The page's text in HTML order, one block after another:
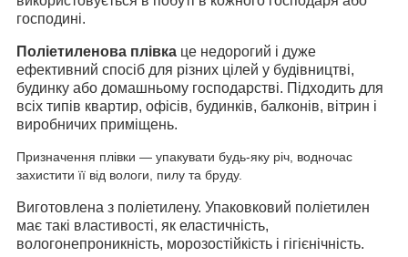
господині.
Поліетиленова плівка це недорогий і дуже
ефективний спосіб для різних цілей у будівництві,
будинку або домашньому господарстві. Підходить для
всіх типів квартир, офісів, будинків, балконів, вітрин і
виробничих приміщень.
Призначення плівки — упакувати будь-яку річ, водночас
захистити її від вологи, пилу та бруду.
Виготовлена з поліетилену. Упаковковий поліетилен
має такі властивості, як еластичність,
вологонепроникність, морозостійкість і гігієнічність.